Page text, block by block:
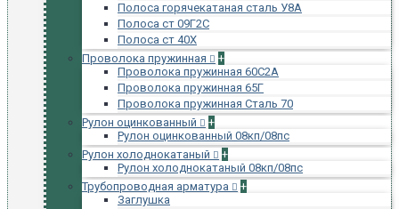
Полоса горячекатаная сталь У8А
Полоса ст 09Г2С
Полоса ст 40Х
Проволока пружинная
+
Проволока пружинная 60С2А
Проволока пружинная 65Г
Проволока пружинная Сталь 70
Рулон оцинкованный
+
Рулон оцинкованный 08кп/08пс
Рулон холоднокатаный
+
Рулон холоднокатаный 08кп/08пс
Трубопроводная арматура
+
Заглушка